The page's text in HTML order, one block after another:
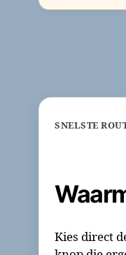
SNELSTE
Kies direct